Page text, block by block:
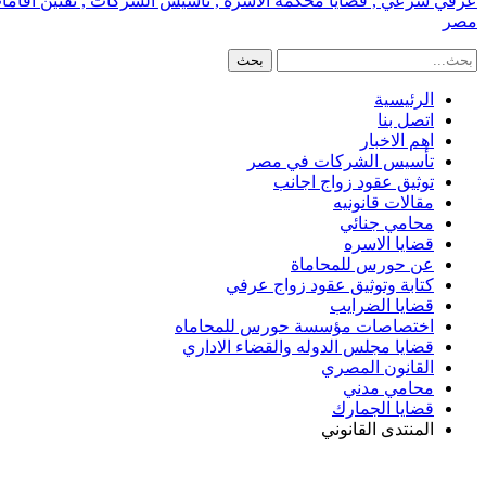
مصر
الرئيسية
اتصل بنا
اهم الاخبار
تأسيس الشركات في مصر
توثيق عقود زواج اجانب
مقالات قانونيه
محامي جنائي
قضايا الاسره
عن حورس للمحاماة
كتابة وتوثيق عقود زواج عرفي
قضايا الضرايب
اختصاصات مؤسسة حورس للمحاماه
قضايا مجلس الدوله والقضاء الاداري
القانون المصري
محامي مدني
قضايا الجمارك
المنتدى القانوني